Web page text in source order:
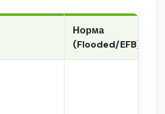
Норма
(Flooded/EFB)